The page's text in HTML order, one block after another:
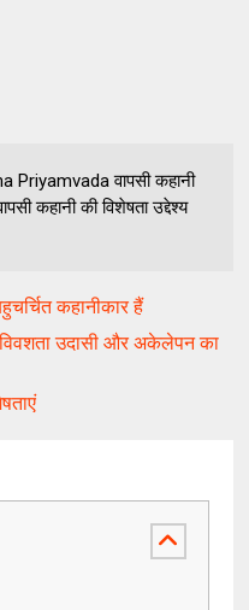
Priyamvada वापसी कहानी
कहानी की विशेषता उद्देश्य
कहानीकार हैं
विवशता उदासी और अकेलेपन का